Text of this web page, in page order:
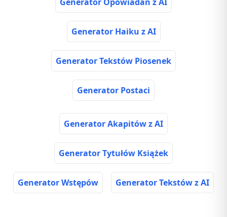
Generator Haiku z AI
Generator Tekstów Piosenek
Generator Postaci
Generator Akapitów z AI
Generator Tytułów Książek
Generator Wstępów Generator Tekstów z AI